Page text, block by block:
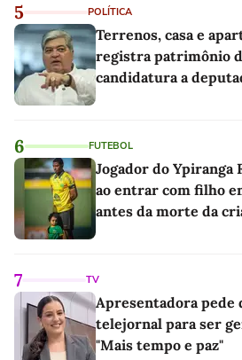
5 POLÍTICA
Terrenos, casa e
registra patrimônio
candidatura a
6 FUTEBOL
Jogador do Ypiranga
ao entrar com filho
antes da morte da
7 TV
Apresentadora pede
telejornal para ser
"Mais tempo e paz"